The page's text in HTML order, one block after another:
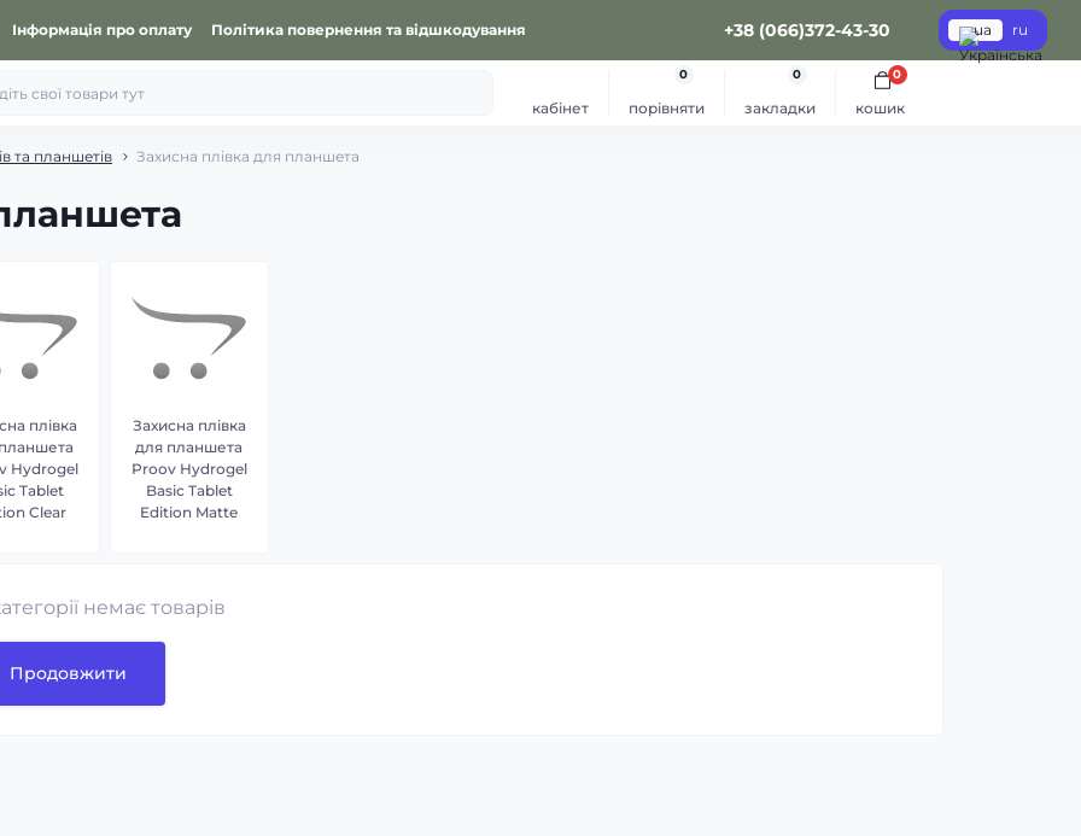
Інформація про оплату Політика повернення та відшкодування +38 (066)372-43-30 ua ru
кабінет порівняти
0
закладки
0
кошик
0
та планшетів Захисна плівка для планшета
плівка
Hydrogel
Tablet
Clear
Захисна плівка
для планшета
Proov Hydrogel
Basic Tablet
Edition Matte
немає товарів
Продовжити